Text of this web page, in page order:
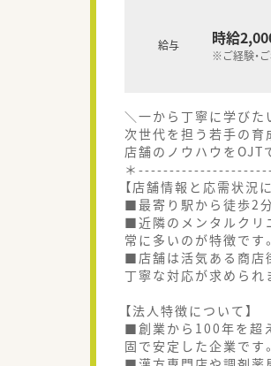
給与 時給
※ご経験・
＼一から丁寧に学びた
次世代を担う若手の育
店舗のノウハウをOJT
＊
【店舗情報と応需状況
■最寄り駅から徒歩2
■近隣のメンタルクリ
常に多いのが特徴です。
■店舗は活気ある商店
丁寧な対応が求められ
【法人特徴について】
■創業から100年を超
固で安定した企業です。